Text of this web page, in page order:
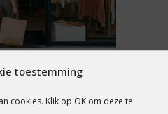
toestemming
cookies. Klik op OK om deze te
IN BELGIË